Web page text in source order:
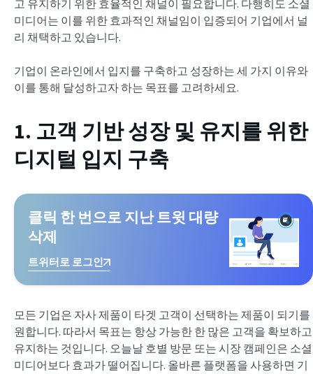
고 유지하기 위한 효율적인 채널이 필요합니다. 다행히도 소셜
미디어는 이를 위한 효과적인 채널임이 입증되어 기업에서 널
리 채택하고 있습니다.
기업이 온라인에서 입지를 구축하고 성장하는 세 가지 이유와
이를 통해 달성하고자 하는 목표를 고려하세요.
1. 고객 기반 성장 및 유지를 위한
디지털 입지 구축
클릭 한 번으로 지난 트윗 대량
삭제
트위터로 로그인
모든 기업은 자사 제품이 타겟 고객이 선택하는 제품이 되기를
원합니다. 따라서 목표는 항상 가능한 한 많은 고객을 확보하고
유지하는 것입니다. 오늘날 호별 방문 또는 시장 캠페인은 소셜
미디어보다 효과가 떨어집니다. 올바른 플랫폼을 사용하면 기